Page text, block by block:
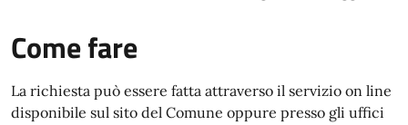
Come fare
La richiesta può essere fatta attraverso il servizio on line
disponibile sul sito del Comune oppure presso gli uffici